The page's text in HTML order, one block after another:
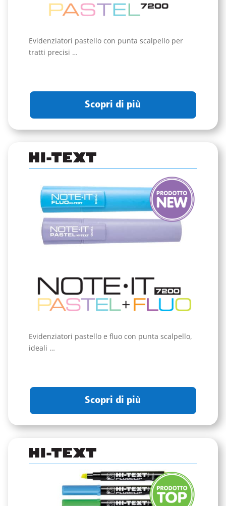
Evidenziatori pastello con punta scalpello per
tratti precisi …
Scopri di più
Evidenziatori pastello e fluo con punta scalpello,
ideali …
Scopri di più